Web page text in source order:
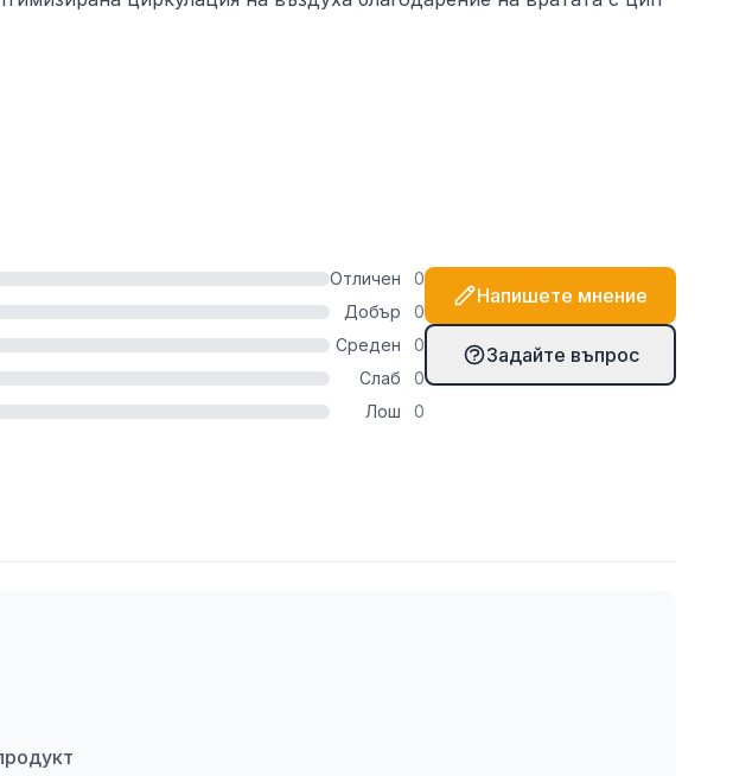
не може да издържи на силен снеговалеж.
Отличен
0
Добър
0
Среден
0
Слаб
0
Лош
0
Напишете мнение
Задайте въпрос